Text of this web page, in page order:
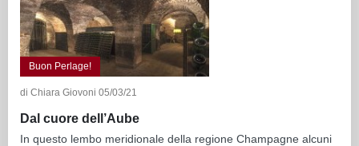
Buon Perlage!
di Chiara Giovoni 05/03/21
Dal cuore dell’Aube
In questo lembo meridionale della regione Champagne alcuni